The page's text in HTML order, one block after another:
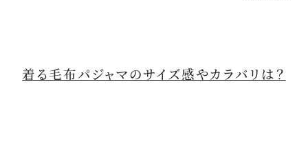
着る毛布パジャマのサイズ感やカラバリは？